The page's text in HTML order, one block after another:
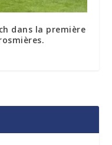
dans la première